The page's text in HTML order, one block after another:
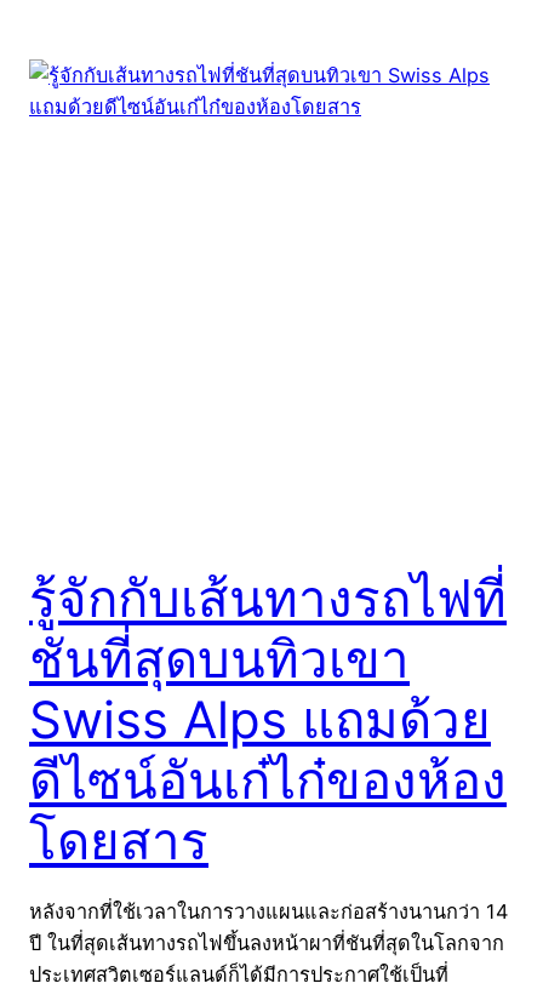
รู้จักกับเส้นทางรถไฟที่
ชันที่สุดบนทิวเขา
Swiss Alps แถมด้วย
ดีไซน์อันเก๋ไก๋ของห้อง
โดยสาร
หลังจากที่ใช้เวลาในการวางแผนและก่อสร้างนานกว่า 14
ปี ในที่สุดเส้นทางรถไฟขึ้นลงหน้าผาที่ชันที่สุดในโลกจาก
ประเทศสวิตเซอร์แลนด์ก็ได้มีการประกาศใช้เป็นที่